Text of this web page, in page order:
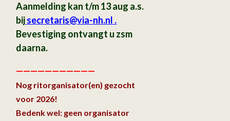
Aanmelding kan t/m 13 aug a.s.
bijsecretaris@via-nh.nl .
Bevestiging ontvangt u zsm
daarna.
———————————
Nog ritorganisator(en) gezocht
voor 2026!
Bedenk wel: geen organisator